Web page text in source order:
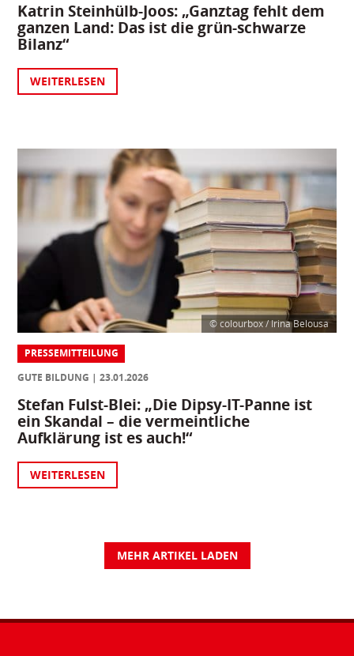
Katrin Steinhülb-Joos: „Ganztag fehlt dem
ganzen Land: Das ist die grün-schwarze
Bilanz“
WEITERLESEN
© colourbox / Irina Belousa
PRESSEMITTEILUNG
GUTE BILDUNG
23.01.2026
Stefan Fulst-Blei: „Die Dipsy-IT-Panne ist
ein Skandal – die vermeintliche
Aufklärung ist es auch!“
WEITERLESEN
MEHR ARTIKEL LADEN